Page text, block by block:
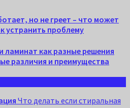
но не греет – что может
устранить проблему
ламинат как разные решения
различия и преимущества
Что делать если стиральная